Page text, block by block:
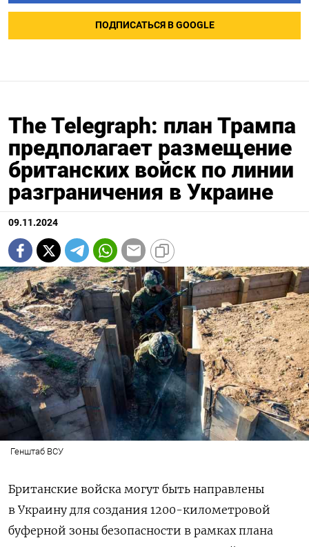
ПОДПИСАТЬСЯ В GOOGLE
The Telegraph: план Трампа
предполагает размещение
британских войск по линии
разграничения в Украине
09.11.2024
Генштаб ВСУ
Британские войска могут быть направлены
в Украину для создания 1200-километровой
буферной зоны безопасности в рамках плана